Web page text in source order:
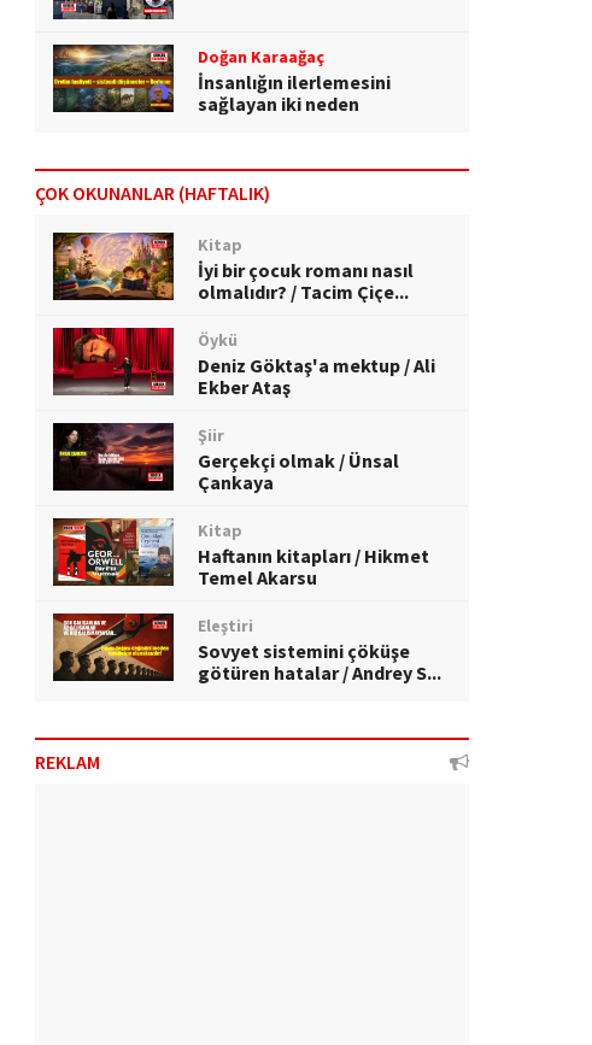
Doğan Karaağaç
İnsanlığın ilerlemesini
sağlayan iki neden
ÇOK OKUNANLAR (HAFTALIK)
Kitap
İyi bir çocuk romanı nasıl
olmalıdır? / Tacim Çiçe...
Öykü
Deniz Göktaş'a mektup / Ali
Ekber Ataş
Şiir
Gerçekçi olmak / Ünsal
Çankaya
Kitap
Haftanın kitapları / Hikmet
Temel Akarsu
Eleştiri
Sovyet sistemini çöküşe
götüren hatalar / Andrey S...
REKLAM